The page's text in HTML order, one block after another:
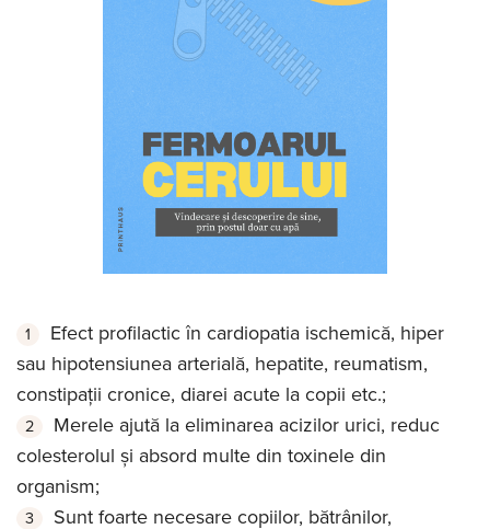
Efect profilactic în cardiopatia ischemică, hiper
sau hipotensiunea arterială, hepatite, reumatism,
constipații cronice, diarei acute la copii etc.;
Merele ajută la eliminarea acizilor urici, reduc
colesterolul și absord multe din toxinele din
organism;
Sunt foarte necesare copiilor, bătrânilor,